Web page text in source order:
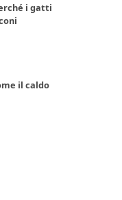
i gatti
il caldo